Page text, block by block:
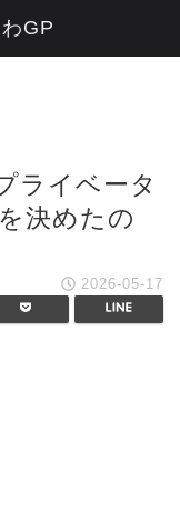
ライベータ
決めたの
2026-05-17
GP